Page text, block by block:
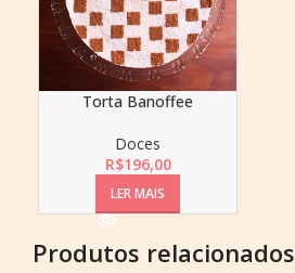
Torta Banoffee
Doces
R$196,00
LER MAIS
Produtos relacionados